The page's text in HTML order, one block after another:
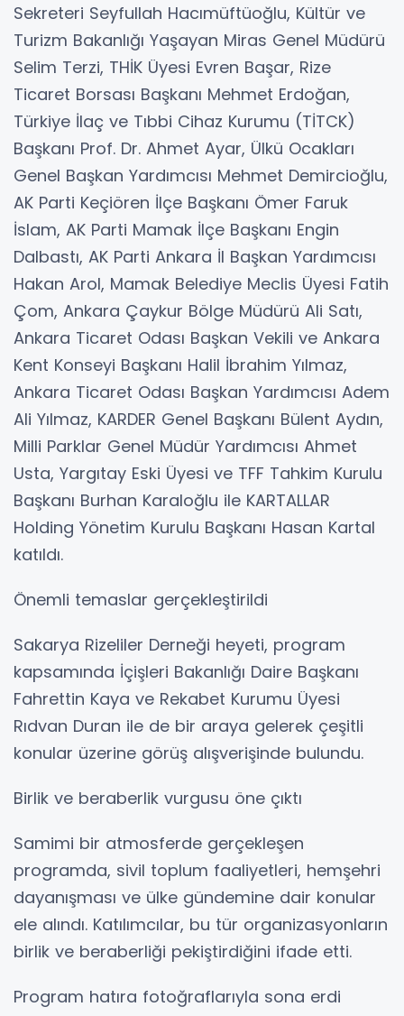
Sekreteri Seyfullah Hacımüftüoğlu, Kültür ve
Turizm Bakanlığı Yaşayan Miras Genel Müdürü
Selim Terzi, THİK Üyesi Evren Başar, Rize
Ticaret Borsası Başkanı Mehmet Erdoğan,
Türkiye İlaç ve Tıbbi Cihaz Kurumu (TİTCK)
Başkanı Prof. Dr. Ahmet Ayar, Ülkü Ocakları
Genel Başkan Yardımcısı Mehmet Demircioğlu,
AK Parti Keçiören İlçe Başkanı Ömer Faruk
İslam, AK Parti Mamak İlçe Başkanı Engin
Dalbastı, AK Parti Ankara İl Başkan Yardımcısı
Hakan Arol, Mamak Belediye Meclis Üyesi Fatih
Çom, Ankara Çaykur Bölge Müdürü Ali Satı,
Ankara Ticaret Odası Başkan Vekili ve Ankara
Kent Konseyi Başkanı Halil İbrahim Yılmaz,
Ankara Ticaret Odası Başkan Yardımcısı Adem
Ali Yılmaz, KARDER Genel Başkanı Bülent Aydın,
Milli Parklar Genel Müdür Yardımcısı Ahmet
Usta, Yargıtay Eski Üyesi ve TFF Tahkim Kurulu
Başkanı Burhan Karaloğlu ile KARTALLAR
Holding Yönetim Kurulu Başkanı Hasan Kartal
katıldı.
Önemli temaslar gerçekleştirildi
Sakarya Rizeliler Derneği heyeti, program
kapsamında İçişleri Bakanlığı Daire Başkanı
Fahrettin Kaya ve Rekabet Kurumu Üyesi
Rıdvan Duran ile de bir araya gelerek çeşitli
konular üzerine görüş alışverişinde bulundu.
Birlik ve beraberlik vurgusu öne çıktı
Samimi bir atmosferde gerçekleşen
programda, sivil toplum faaliyetleri, hemşehri
dayanışması ve ülke gündemine dair konular
ele alındı. Katılımcılar, bu tür organizasyonların
birlik ve beraberliği pekiştirdiğini ifade etti.
Program hatıra fotoğraflarıyla sona erdi